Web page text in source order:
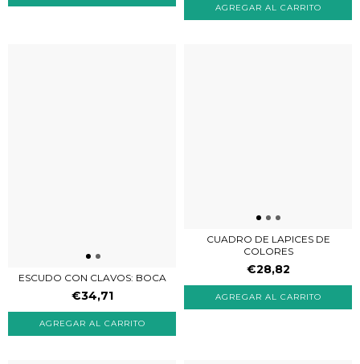
AGREGAR AL CARRITO
ESCUDO CON CLAVOS: BOCA
€34,71
CUADRO DE LAPICES DE
COLORES
€28,82